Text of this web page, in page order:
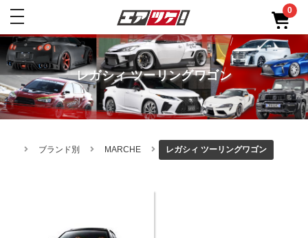
toggle
0
レガシィ ツーリングワゴン
ブランド別 MARCHE レガシィ ツーリングワゴン